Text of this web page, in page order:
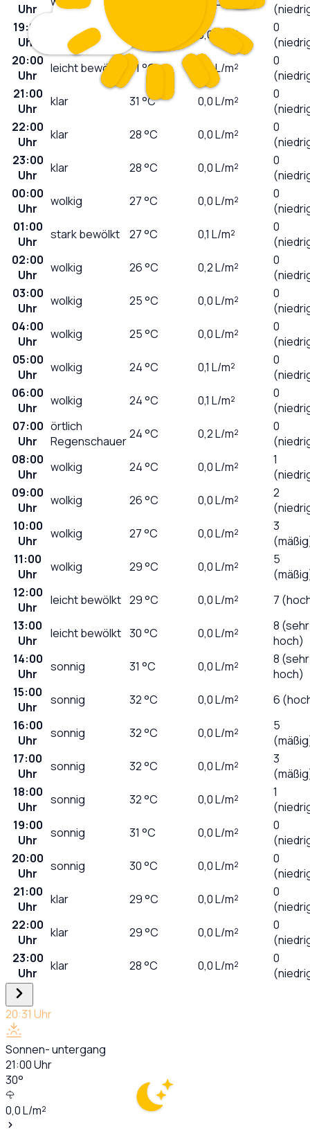
Uhr
19:00
Uhr
wolkig 0,0 L/m²
0
20:00
Uhr
leicht bewölkt 31°C 0,0L/m²
0
21:00
Uhr
klar 31 °C 0,0L/m²
0
22:00
Uhr
klar 28°C 0,0L/m²
0
23:00
Uhr
klar 28°C 0,0L/m²
0
00:00
Uhr
wolkig 27°C 0,0L/m²
0
01:00
Uhr
stark bewölkt 27°C 0,1 L/m²
0
02:00
Uhr
wolkig 26°C 0,2L/m²
0
03:00
Uhr
wolkig 25°C 0,0L/m²
0
04:00
Uhr
wolkig 25°C 0,0L/m²
0
05:00
Uhr
wolkig 24°C 0,1 L/m²
0
06:00
Uhr
wolkig 24°C 0,1 L/m²
0
07:00
Uhr
örtlich
Regenschauer24°C 0,2L/m²
0
08:00
Uhr
wolkig 24°C 0,0L/m²
1
09:00
Uhr
wolkig 26°C 0,0L/m²
2
10:00
Uhr
wolkig 27°C 0,0L/m²
3
11:00
Uhr
wolkig 29°C 0,0L/m²
5
12:00
Uhr
leicht bewölkt 29°C 0,0L/m²
7
13:00
Uhr
leicht bewölkt 30°C 0,0L/m²
8 (sehr
hoch)
14:00
Uhr
sonnig 31 °C 0,0L/m²
8 (sehr
hoch)
15:00
Uhr
sonnig 32°C 0,0L/m²
6
16:00
Uhr
sonnig 32°C 0,0L/m²
5
17:00
Uhr
sonnig 32°C 0,0L/m²
3
18:00
Uhr
sonnig 32°C 0,0L/m²
1
19:00
Uhr
sonnig 31 °C 0,0L/m²
0
20:00
Uhr
sonnig 30°C 0,0L/m²
0
21:00
Uhr
klar 29°C 0,0L/m²
0
22:00
Uhr
klar 29°C 0,0L/m²
0
23:00
Uhr
klar 28°C 0,0L/m²
0
20:31 Uhr
Sonnen- untergang
21:00Uhr
30°
0,0L/m²